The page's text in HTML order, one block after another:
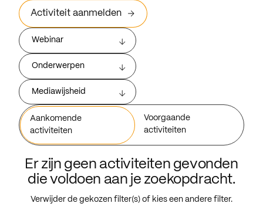
Activiteit aanmelden
Webinar
Onderwerpen
Mediawijsheid
Aankomende
activiteiten
Voorgaande
activiteiten
Er zijn geen activiteiten gevonden
die voldoen aan je zoekopdracht.
Verwijder de gekozen filter(s) of kies een andere filter.